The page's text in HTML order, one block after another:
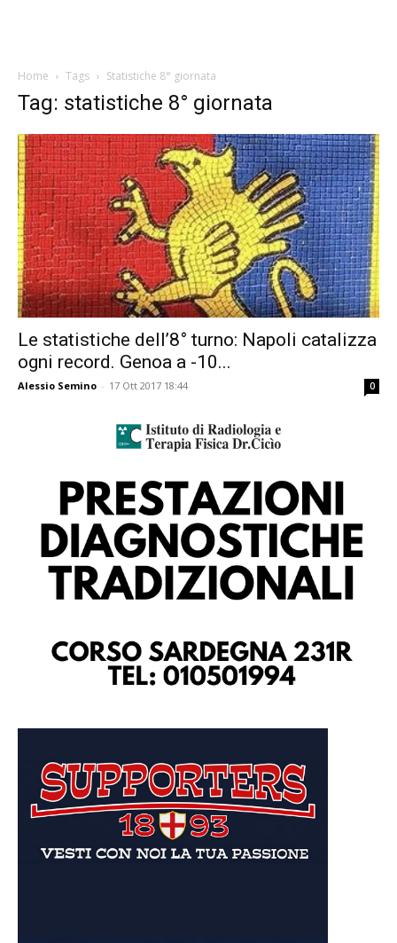
Home Tags Statistiche 8° giornata
Tag: statistiche 8° giornata
Le statistiche dell’8° turno: Napoli catalizza
ogni record. Genoa a -10...
Alessio Semino - 17 Ott 2017 18:44 0